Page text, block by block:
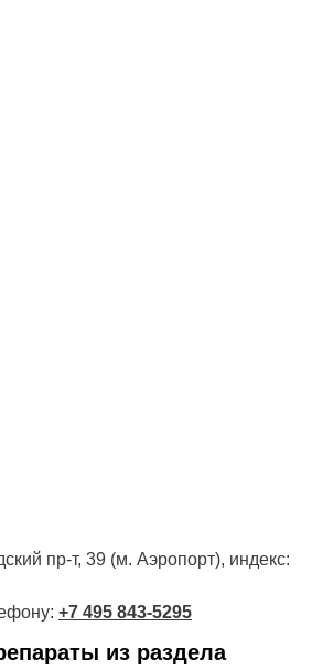
пр-т, 39 (м. Аэропорт), индекс:
+7 495 843-5295
из раздела